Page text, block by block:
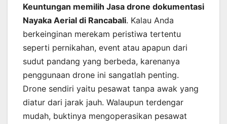
Keuntungan memilih Jasa drone dokumentasi
Nayaka Aerial di Rancabali. Kalau Anda
berkeinginan merekam peristiwa tertentu
seperti pernikahan, event atau apapun dari
sudut pandang yang berbeda, karenanya
penggunaan drone ini sangatlah penting.
Drone sendiri yaitu pesawat tanpa awak yang
diatur dari jarak jauh. Walaupun terdengar
mudah, buktinya mengoperasikan pesawat